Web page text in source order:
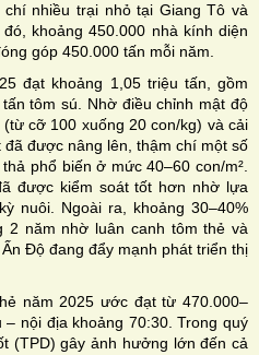
nhiều trại nhỏ tại Giang Tô và
khoảng 450.000 nhà kính diện
góp 450.000 tấn mỗi năm.
đạt khoảng 1,05 triệu tấn, gồm
tôm sú. Nhờ điều chỉnh mật độ
cỡ 100 xuống 20 con/kg) và cải
được nâng lên, thậm chí một số
phổ biến ở mức 40–60 con/m².
được kiểm soát tốt hơn nhờ lựa
nuôi. Ngoài ra, khoảng 30–40%
2 năm nhờ luân canh tôm thẻ và
Độ đang đẩy mạnh phát triển thị
năm 2025 ước đạt từ 470.000–
nội địa khoảng 70:30. Trong quý
(TPD) gây ảnh hưởng lớn đến cả